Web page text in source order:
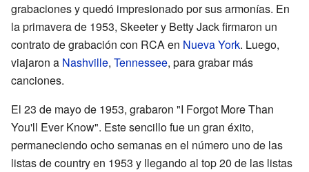
grabaciones y quedó impresionado por sus armonías. En
la primavera de 1953, Skeeter y Betty Jack firmaron un
contrato de grabación con RCA en Nueva York. Luego,
viajaron a Nashville, Tennessee, para grabar más
canciones.
El 23 de mayo de 1953, grabaron "I Forgot More Than
You'll Ever Know". Este sencillo fue un gran éxito,
permaneciendo ocho semanas en el número uno de las
listas de country en 1953 y llegando al top 20 de las listas